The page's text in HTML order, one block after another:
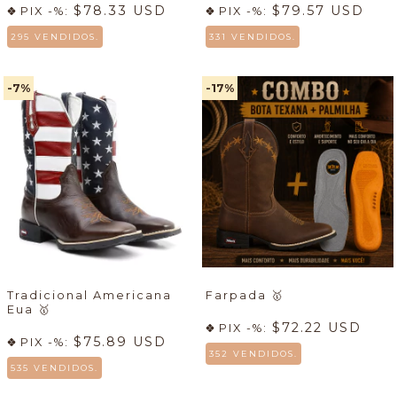
PIX -%: $78.33 USD
295 VENDIDOS.
PIX -%: $79.57 USD
331 VENDIDOS.
-7%
Tradicional Americana
Eua
🥇
PIX -%: $75.89 USD
535 VENDIDOS.
-17%
Farpada 🥇
PIX -%: $72.22 USD
352 VENDIDOS.